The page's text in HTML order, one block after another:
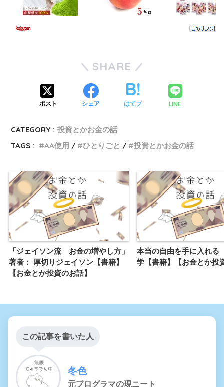
SHARE
ポスト シェア はてブ LINE
CATEGORY : 投資とかお金の話
TAGS :
AA使用 ひとりごと 投資とかお金の話
「ジェイソン流 お金の増やし方」
著者： 厚切りジェイソン【書籍】
【お金とか投資のお話】
本当の自由を手に入れ
学【書籍】【お金とか投
この記事を書いた人
冬色
元プログラマの現ニート